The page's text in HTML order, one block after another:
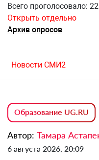
Всего проголосовало:
Открыть отдельно
Архив опросов
Новости СМИ2
Образование UG.RU
Автор: Тамара
6 августа 2026, 20:09